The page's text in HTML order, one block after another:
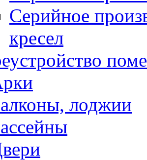
Серийное
кресел
лоджии